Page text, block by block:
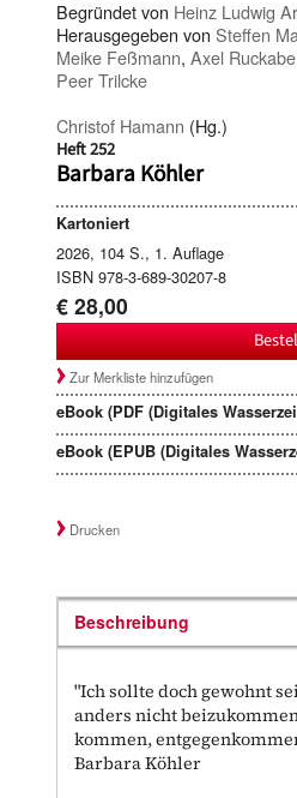
Begründet von Heinz Ludwig
Herausgegeben von Steffen
Meike Feßmann, Axel
Peer Trilcke
Christof Hamann (Hg.)
Heft 252
Barbara Köhler
Kartoniert
2026, 104 S., 1. Auflage
ISBN 978-3-689-30207-8
€ 28,00
Zur Merkliste hinzufügen
eBook (PDF (Digitales
eBook (EPUB (Digitales
Drucken
Beschreibung
"Ich sollte doch gewohnt
anders nicht
kommen,
Barbara Köhler